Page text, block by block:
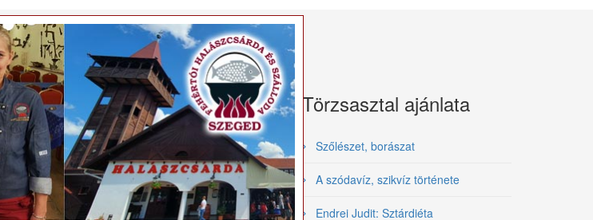
Videó receptek
Hal receptek
Szárnyas receptek
Grill receptek
Törzsasztal ajánlata
Szőlészet, borászat
A szódavíz, szikvíz története
Endrei Judit: Sztárdiéta
×